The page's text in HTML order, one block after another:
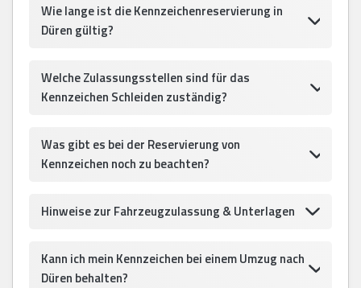
Wie lange ist die Kennzeichenreservierung in
Düren gültig?
Welche Zulassungsstellen sind für das
Kennzeichen Schleiden zuständig?
Was gibt es bei der Reservierung von
Kennzeichen noch zu beachten?
Hinweise zur Fahrzeugzulassung & Unterlagen
Kann ich mein Kennzeichen bei einem Umzug nach
Düren behalten?